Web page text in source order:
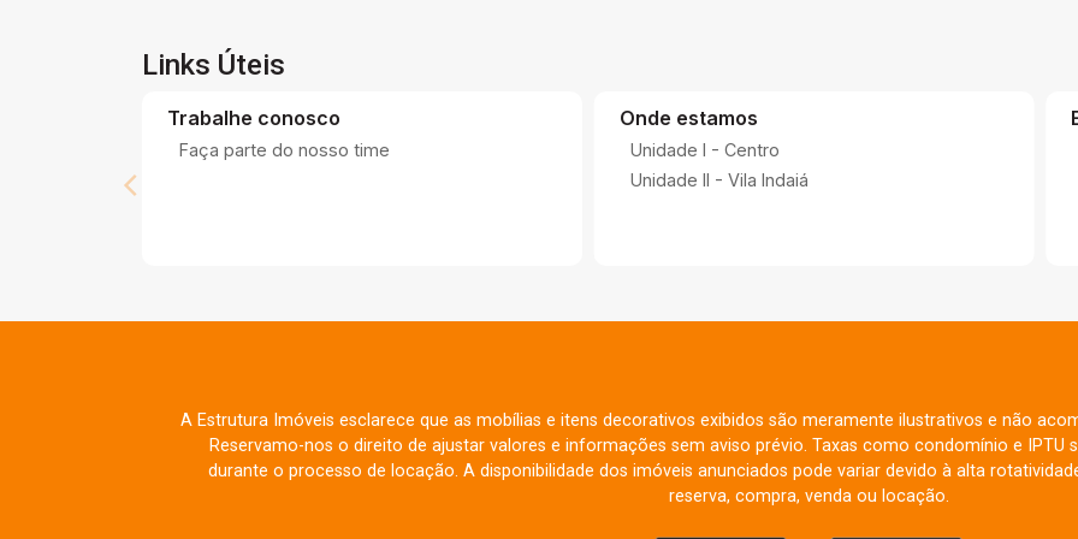
Links Úteis
Trabalhe conosco
Faça parte do nosso time
Onde estamos
Unidade I - Centro
Unidade II - Vila Indaiá
A Estrutura Imóveis esclarece que as mobílias e itens decorativos exibidos são meramente ilustrativos e não
Reservamo-nos o direito de ajustar valores e informações sem aviso prévio. Taxas como condomínio e
durante o processo de locação. A disponibilidade dos imóveis anunciados pode variar devido à alta
reserva, compra, venda ou locação.